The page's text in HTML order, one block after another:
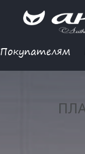
Покупателям